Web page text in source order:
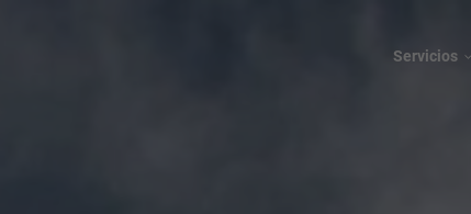
Servicios